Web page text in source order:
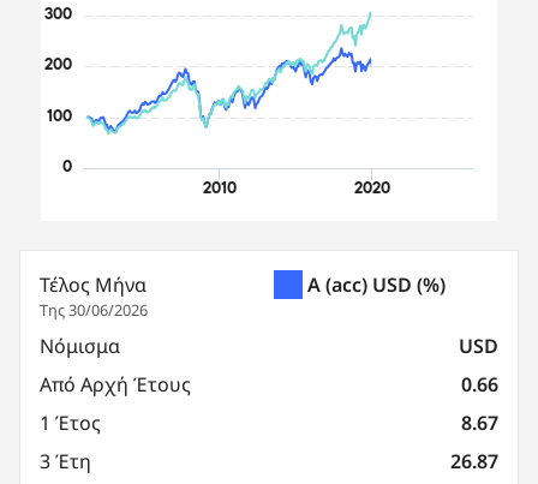
2010 2020
0
100
200
300
Τέλος Μήνα
Της 30/06/2026
A (acc) USD (%)
Νόμισμα
USD
Από Αρχή Έτους
0.66
1 Έτος
8.67
3 Έτη
26.87